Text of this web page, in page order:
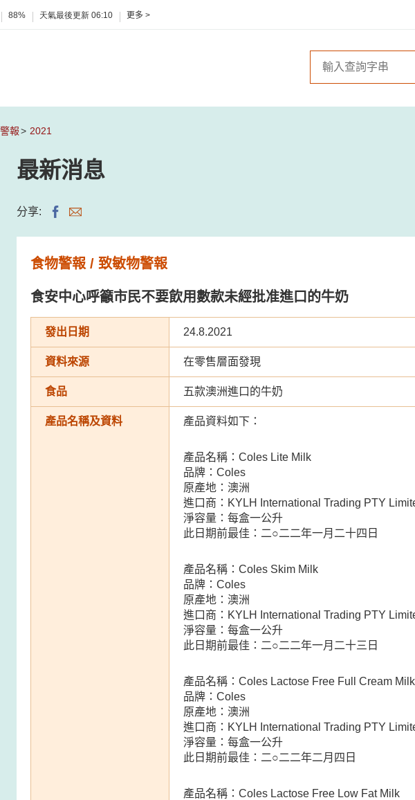
88% 天氣最後更新 06:10 更多 >
報 2021
最新消息
分享:
食物警報 / 致敏物警報
食安中心呼籲市民不要飲用數款未經批准進口的牛奶
發出日期 24.8.2021
資料來源 在零售層面發現
食品 五款澳洲進口的牛奶
產品名稱及資料 產品資料如下：
產品名稱：Coles Lite Milk
品牌：Coles
原產地：澳洲
進口商：KYLH International Trading PTY
淨容量：每盒一公升
此日期前最佳：二○二二年一月二十四日
產品名稱：Coles Skim Milk
品牌：Coles
原產地：澳洲
進口商：KYLH International Trading PTY
淨容量：每盒一公升
此日期前最佳：二○二二年一月二十三日
產品名稱：Coles Lactose Free Full Cream Milk
品牌：Coles
原產地：澳洲
進口商：KYLH International Trading PTY
淨容量：每盒一公升
此日期前最佳：二○二二年二月四日
產品名稱：Coles Lactose Free Low Fat Milk